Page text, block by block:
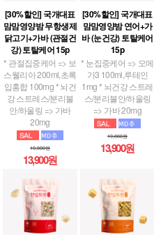
[30%할인] 국개대표
맘맘영양밤 무항생제
닭고기+가바 (관절건
강) 토탈케어 15p
* 관절집중케어 => 보
스웰리아 200ml,초록
입홍합 100mg * 뇌건
강 스트레스/분리불
안/하울링 => 가바
20mg
19,800원
13,900원
[30%할인] 국개대표
맘맘영양밤 연어+가
바 (눈건강) 토탈케어
15p
* 눈집중케어 => 오메
가3 100ml,루테인
1mg * 뇌건강 스트레
스/분리불안/하울링
=> 가바 20mg
19,800원
13,900원